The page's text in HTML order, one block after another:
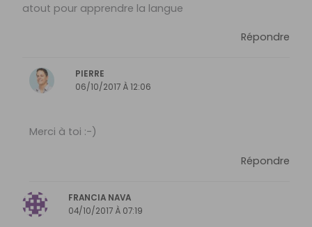
atout pour apprendre la langue
Répondre
PIERRE
06/10/2017 À 12:06
Merci à toi :-)
Répondre
FRANCIA NAVA
04/10/2017 À 07:19